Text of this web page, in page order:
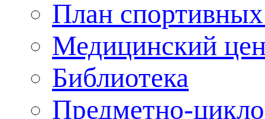
План
Медицинский
Библиотека
Предметно-